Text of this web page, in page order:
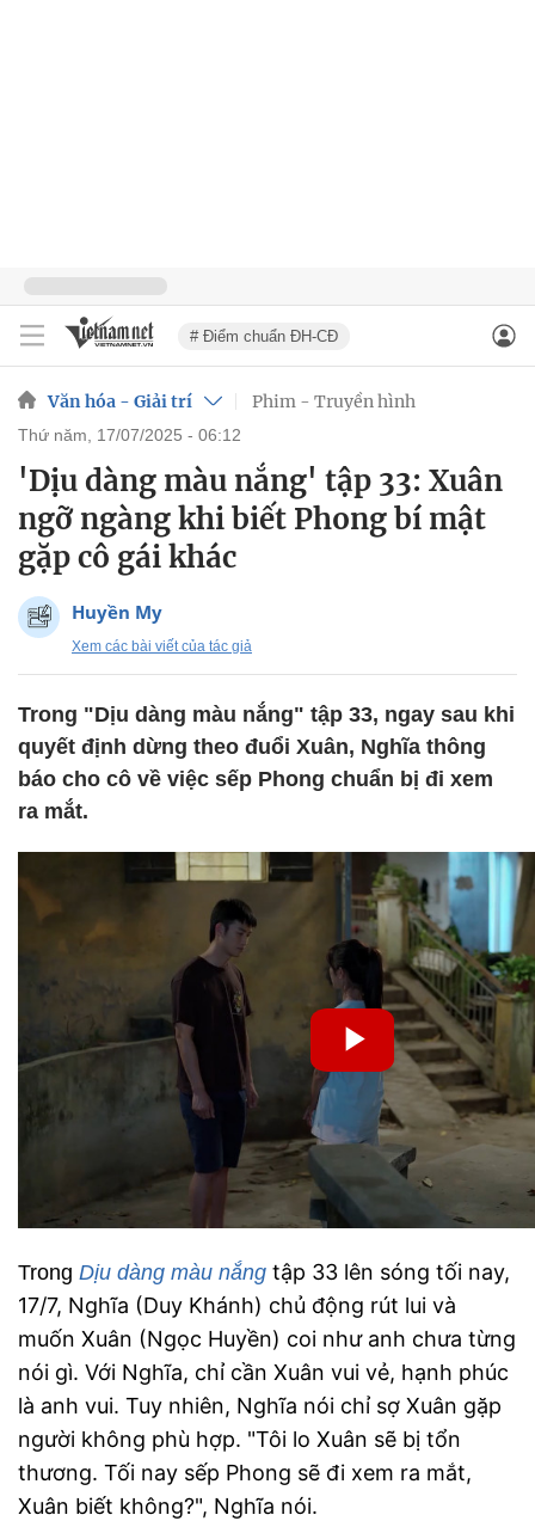
# Điểm chuẩn ĐH-CĐ
Văn hóa - Giải trí Phim - Truyền hình
thứ năm, 17/07/2025 - 06:12
'Dịu dàng màu nắng' tập 33: Xuân
ngỡ ngàng khi biết Phong bí mật
gặp cô gái khác
Huyền My
Xem các bài viết của tác giả
Trong "Dịu dàng màu nắng" tập 33, ngay sau khi
quyết định dừng theo đuổi Xuân, Nghĩa thông
báo cho cô về việc sếp Phong chuẩn bị đi xem
ra mắt.
Trong Dịu dàng màu nắng tập 33 lên sóng tối nay,
17/7, Nghĩa (Duy Khánh) chủ động rút lui và
muốn Xuân (Ngọc Huyền) coi như anh chưa từng
nói gì. Với Nghĩa, chỉ cần Xuân vui vẻ, hạnh phúc
là anh vui. Tuy nhiên, Nghĩa nói chỉ sợ Xuân gặp
người không phù hợp. "Tôi lo Xuân sẽ bị tổn
thương. Tối nay sếp Phong sẽ đi xem ra mắt,
Xuân biết không?", Nghĩa nói.